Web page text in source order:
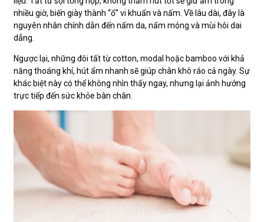
nhiều giờ, biến giày thành “ổ” vi khuẩn và nấm. Về lâu dài, đây là
nguyên nhân chính dẫn đến nấm da, nấm móng và mùi hôi dai
dẳng.
Ngược lại, những đôi tất từ cotton, modal hoặc bamboo với khả
năng thoáng khí, hút ẩm nhanh sẽ giúp chân khô ráo cả ngày. Sự
khác biệt này có thể không nhìn thấy ngay, nhưng lại ảnh hưởng
trực tiếp đến sức khỏe bàn chân.